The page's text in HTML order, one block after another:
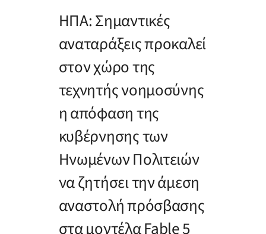
ΗΠΑ: Σημαντικές
αναταράξεις προκαλεί
στον χώρο της
τεχνητής νοημοσύνης
η απόφαση της
κυβέρνησης των
Ηνωμένων Πολιτειών
να ζητήσει την άμεση
αναστολή πρόσβασης
στα μοντέλα Fable 5